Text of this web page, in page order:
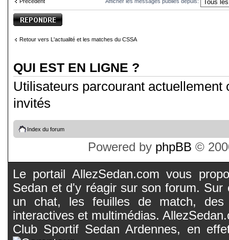
Publier une
réponse
Retour vers L'actualité et les matches du CSSA
QUI EST EN LIGNE ?
Utilisateurs parcourant
invités
Index du forum
Powered by phpBB ©
Le portail AllezSedan.com vous
Sedan et d'y réagir sur son forum.
un chat, les feuilles de match, des
interactives et multimédias.
Club Sportif Sedan Ardennes, en